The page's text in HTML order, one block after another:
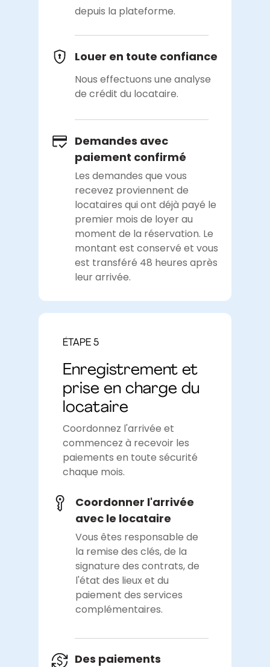
depuis la plateforme.
Demandes avec
paiement confirmé
Enregistrement et
prise en charge du
locataire
ÉTAPE 5
Coordonnez l'arrivée et
commencez à recevoir les
paiements en toute sécurité
chaque mois.
Coordonner l'arrivée
avec le locataire
Les demandes que vous
recevez proviennent de
locataires qui ont déjà payé le
premier mois de loyer au
moment de la réservation. Le
montant est conservé et vous
est transféré 48 heures après
leur arrivée.
Vous êtes responsable de
la remise des clés, de la
signature des contrats, de
l'état des lieux et du
paiement des services
complémentaires.
Des paiements
Louer en toute confiance
Nous effectuons une analyse
de crédit du locataire.